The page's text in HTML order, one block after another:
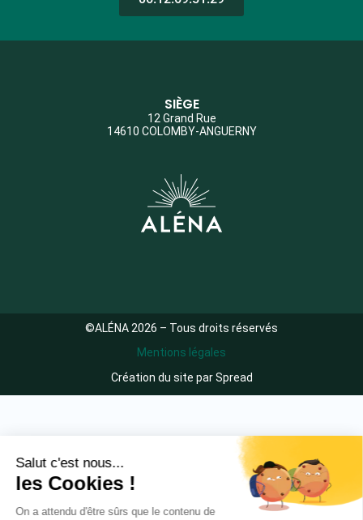
SIÈGE
12 Grand Rue
14610 COLOMBY-ANGUERNY
©ALÉNA 2026 – Tous droits réservés
Mentions légales
Création du site par Spread